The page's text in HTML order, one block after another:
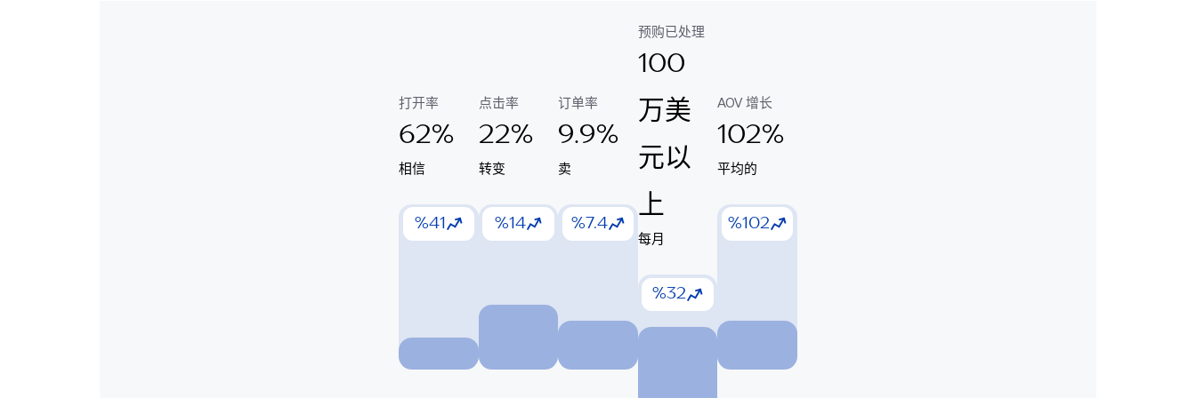
打开率
62%
相信
%41
点击率
22%
转变
%14
订单率
9.9%
卖
%7.4
预购已处理
100
万美
元以
上
每月
%32
AOV 增长
102%
平均的
%102